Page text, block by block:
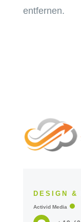
entfernen.
DESIGN &
Activid Media